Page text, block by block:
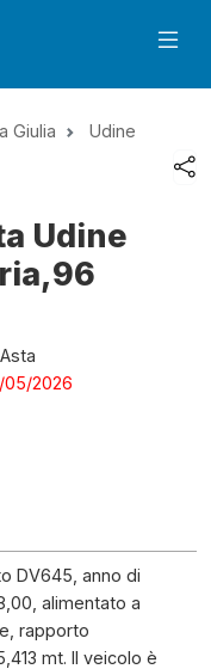
Giulia
Udine
Udine
05/2026
DV645, anno di
alimentato a
rapporto
mt. Il veicolo è